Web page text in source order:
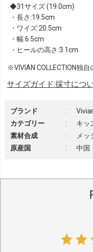
31サイズ (19.0cm)
・長さ:19.5cm
・ワイズ:20.5cm
・幅:6.5cm
・ヒールの高さ:3.1cm
※VIVIAN COLLECTION独
サイズガイド:採寸につ
ブランド :
カテゴリー
:
キッ
素材合成
:
メッ
原産国
: 中国